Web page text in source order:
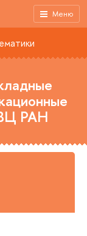
Меню
РАН